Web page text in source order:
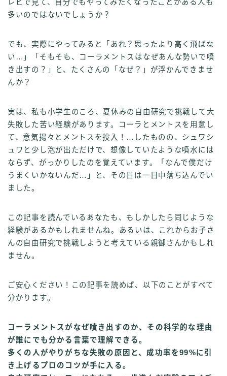
レビで見て、自分でもやってみたくなったことがある人も
多いのではないでしょうか？
でも、実際にやってみると「あれ？思ったより高く飛ばな
い…」「そもそも、コーラメントスはなぜあんな勢いで噴
き出すの？」と、たくさんの「なぜ？」が浮かんできませ
んか？
実は、私も小学生のころ、夏休みの自由研究で挑戦して大
失敗した苦い経験があります。コーラとメントスを用意し
て、意気揚々とメントスを投入！…したものの、シュワシ
ュワと少し泡が出ただけで、想像していたような噴水には
ならず、がっかりしたのを覚えています。「なんで僕だけ
うまくいかないんだ…」と、その日は一日中落ち込んでい
ました。
この記事を読んでいるあなたも、もしかしたら同じような
経験があるかもしれませんね。あるいは、これからお子さ
んの自由研究で挑戦しようと考えている親御さんかもしれ
ません。
ご安心ください！この記事を読めば、以下のことがすべて
分かります。
コーラメントスがなぜ噴き出すのか、その科学的な理由
が誰にでも分かる言葉で理解できる。
多くの人がやりがちな失敗の原因と、成功率を99%に引
き上げるプロのコツが手に入る。